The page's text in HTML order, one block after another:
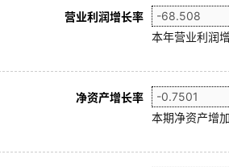
营业利润增长率
本年营业利润
净资产增长率
本期净资产增